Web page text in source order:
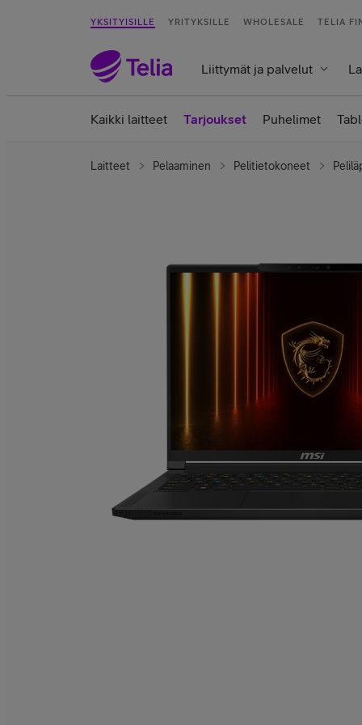
YKSITYISILLE YRITYKSILLE WHOLESALE TELIA
Liittymät ja palvelut
Kaikki laitteet Tarjoukset Puhelimet
Laitteet Pelaaminen Pelitietokoneet